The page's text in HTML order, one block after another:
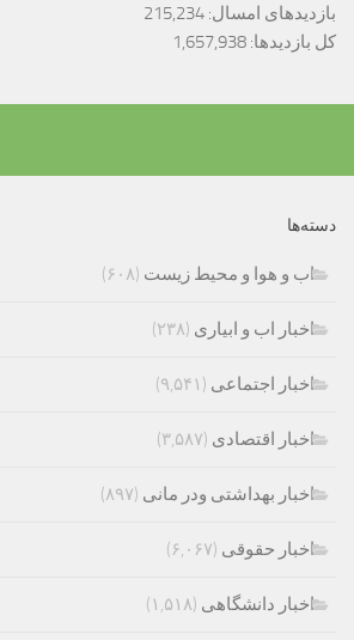
بازدیدهای امسال: 215,234
کل بازدیدها: 1,657,938
دسته‌ها
اب و هوا و محیط زیست (۶۰۸)
اخبار اب و ابیاری (۲۳۸)
اخبار اجتماعی (۹,۵۴۱)
اخبار اقتصادی (۳,۵۸۷)
اخبار بهداشتی ودر مانی (۸۹۷)
اخبار حقوقی (۶,۰۶۷)
اخبار دانشگاهی (۱,۵۱۸)